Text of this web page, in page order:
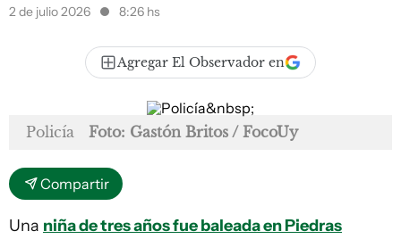
2 de julio 2026 8:26 hs
Agregar El Observador en
Policía Foto: Gastón Britos / FocoUy
Compartir
Una niña de tres años fue baleada en Piedras